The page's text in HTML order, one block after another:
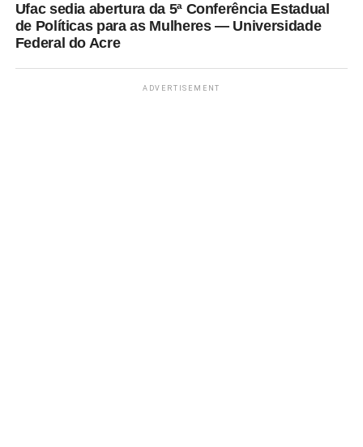
Ufac sedia abertura da 5ª Conferência Estadual
de Políticas para as Mulheres — Universidade
Federal do Acre
ADVERTISEMENT